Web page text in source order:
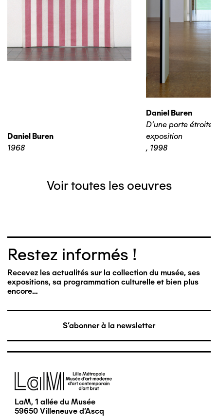
Daniel Buren
1968
Daniel Buren
D'une porte étroite
exposition
, 1998
Voir toutes les oeuvres
Restez informés !
Recevez les actualités sur la collection du musée, ses
expositions, sa programmation culturelle et bien plus
encore…
S'abonner à la newsletter
Image
LaM, 1 allée du Musée
59650 Villeneuve d'Ascq